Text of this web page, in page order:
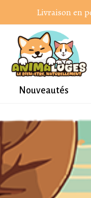
Livraison en
Nouveautés